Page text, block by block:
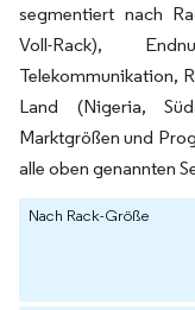
segmentiert nach
Voll-Rack),
Telekommunikation,
Land (Nigeria,
Marktgrößen und
alle oben genannten
Nach Rack-Größe